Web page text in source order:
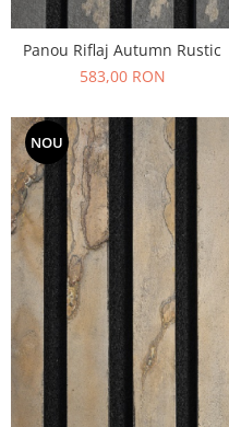
Panou Riflaj Autumn Rustic
583,00 RON
NOU